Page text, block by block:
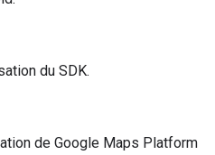
du SDK.
de Google Maps Platform